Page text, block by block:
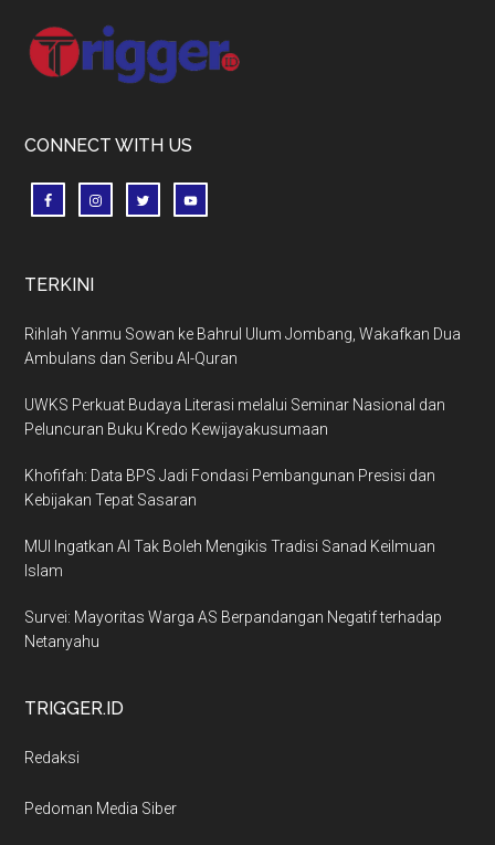
Footer
CONNECT WITH US
TERKINI
Rihlah Yanmu Sowan ke Bahrul Ulum Jombang, Wakafkan Dua
Ambulans dan Seribu Al-Quran
UWKS Perkuat Budaya Literasi melalui Seminar Nasional dan
Peluncuran Buku Kredo Kewijayakusumaan
Khofifah: Data BPS Jadi Fondasi Pembangunan Presisi dan
Kebijakan Tepat Sasaran
MUI Ingatkan AI Tak Boleh Mengikis Tradisi Sanad Keilmuan
Islam
Survei: Mayoritas Warga AS Berpandangan Negatif terhadap
Netanyahu
TRIGGER.ID
Redaksi
Pedoman Media Siber